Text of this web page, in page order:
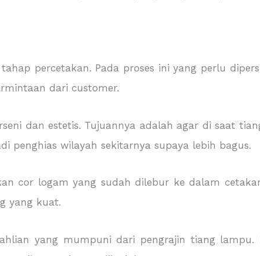
percetakan. Pada proses ini yang perlu
dari customer.
dan estetis. Tujuannya adalah agar di saat
penghias wilayah sekitarnya supaya lebih bagus.
cor logam yang sudah dilebur ke dalam
yang kuat.
yang mumpuni dari pengrajin tiang